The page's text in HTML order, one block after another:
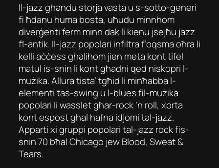
Il-jazz għandu storja vasta u s-sotto-generi
fi ħdanu huma bosta, uħudu minnhom
diverġenti ferm minn dak li kienu jsejħu jazz
fl-antik. Il-jazz popolari infiltra f’oqsma oħra li
kelli aċċess għalihom jien meta kont tifel
matul is-snin li kont għadni qed niskopri l-
mużika. Allura tista’ tgħid li minħabba l-
elementi tas-swing u l-blues fil-mużika
popolari li wasslet għar-rock ‘n roll, xorta
kont espost għal ħafna idjomi tal-jazz.
Apparti xi gruppi popolari tal-jazz rock fis-
snin 70 bħal Chicago jew Blood, Sweat &
Tears.